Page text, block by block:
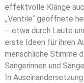
effektvolle Klänge
,,Ventile“ geöffnete
– etwa durch Laute
erste Ideen für ihren
menschliche Stimme
Sängerinnen und
In